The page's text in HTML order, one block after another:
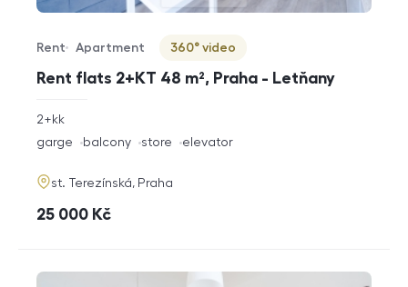
Rent flats 2+KT 48 m², Praha - Letňany
Offer type
Rent
Property type
Apartment
Virtuální prohlídka
360° video
rozměry
2+kk
funkce
garge balcony store elevator
adresa
st. Terezínská, Praha
cena
25 000 Kč